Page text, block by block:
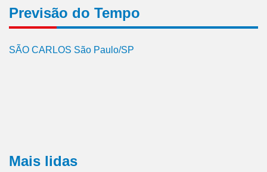
Previsão do Tempo
SÃO CARLOS São Paulo/SP
Mais lidas